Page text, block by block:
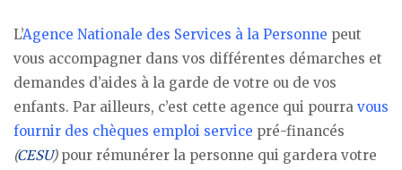
L’Agence Nationale des Services à la Personne peut
vous accompagner dans vos différentes démarches et
demandes d’aides à la garde de votre ou de vos
enfants. Par ailleurs, c’est cette agence qui pourra vous
fournir des chèques emploi service pré-financés
(CESU)pour rémunérer la personne qui gardera votre